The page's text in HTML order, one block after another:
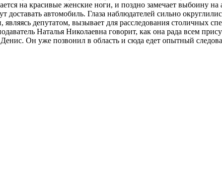
на красивые женские ноги, и поздно замечает выбоину на
доставать автомобиль. Глаза наблюдателей сильно
депутатом, вызывает для расследования столичных
Наталья Николаевна говорит, как она рада всем
Он уже позвонил в область и сюда едет опытный